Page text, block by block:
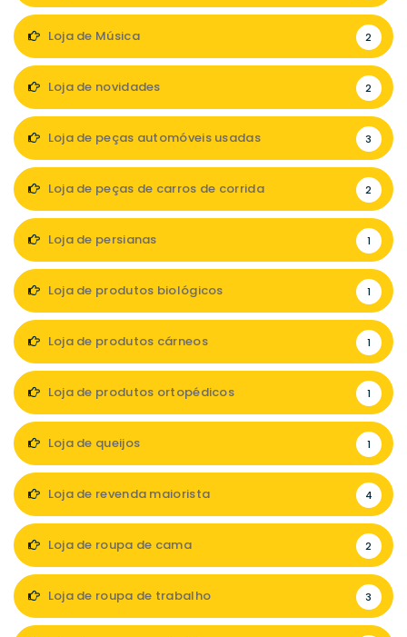
Loja de Música 2
Loja de novidades 2
Loja de peças automóveis usadas 3
Loja de peças de carros de corrida 2
Loja de persianas 1
Loja de produtos biológicos 1
Loja de produtos cárneos 1
Loja de produtos ortopédicos 1
Loja de queijos 1
Loja de revenda maiorista 4
Loja de roupa de cama 2
Loja de roupa de trabalho 3